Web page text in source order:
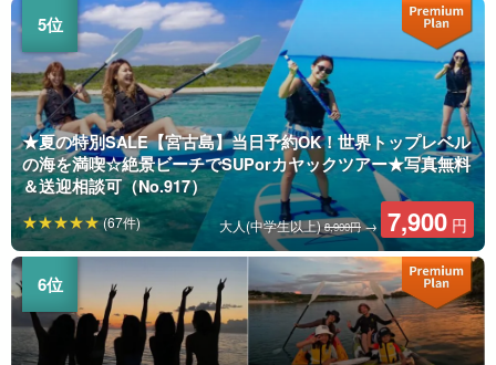
★夏の特別SALE【宮古島】当日予約OK！世界トップレベル
の海を満喫☆絶景ビーチでSUPorカヤックツアー★写真無料
＆送迎相談可（No.917）
大人(中学生以上)8,900円→ 7,900 円
(67件)